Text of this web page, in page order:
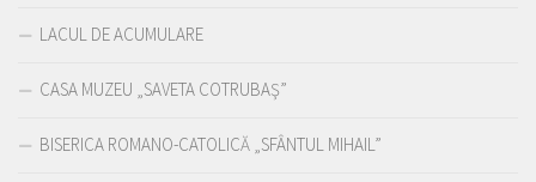
LACUL DE ACUMULARE
CASA MUZEU „SAVETA COTRUBAŞ”
BISERICA ROMANO-CATOLICĂ „SFÂNTUL MIHAIL”